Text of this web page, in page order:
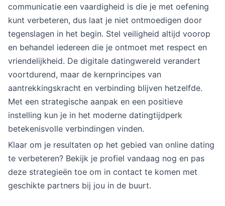
communicatie een vaardigheid is die je met oefening
kunt verbeteren, dus laat je niet ontmoedigen door
tegenslagen in het begin. Stel veiligheid altijd voorop
en behandel iedereen die je ontmoet met respect en
vriendelijkheid. De digitale datingwereld verandert
voortdurend, maar de kernprincipes van
aantrekkingskracht en verbinding blijven hetzelfde.
Met een strategische aanpak en een positieve
instelling kun je in het moderne datingtijdperk
betekenisvolle verbindingen vinden.
Klaar om je resultaten op het gebied van online dating
te verbeteren? Bekijk je profiel vandaag nog en pas
deze strategieën toe om in contact te komen met
geschikte partners bij jou in de buurt.